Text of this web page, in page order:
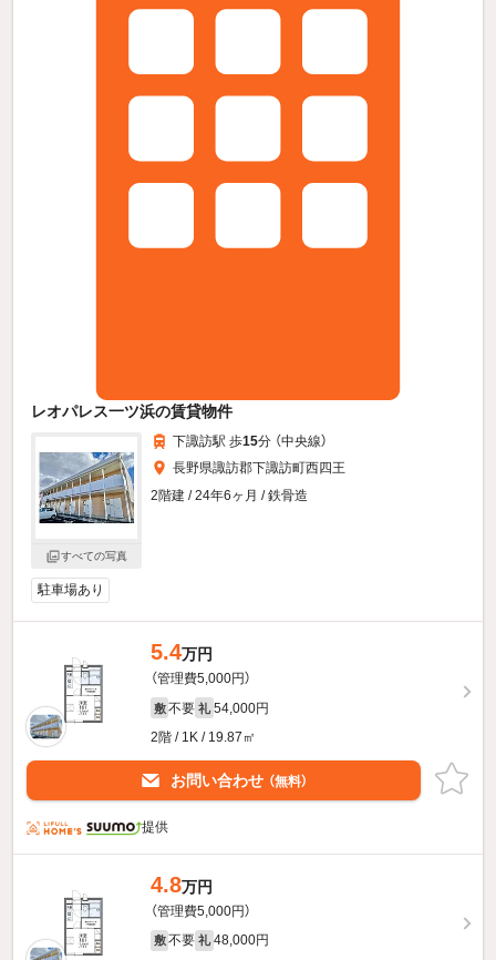
レオパレス一ツ浜の賃貸物件
すべての写真
下諏訪駅 歩15分 （中央線）
長野県諏訪郡下諏訪町西四王
2階建 / 24年6ヶ月 / 鉄骨造
駐車場あり
5.4万円
（管理費5,000円）
敷 不要 礼 54,000円
2階 / 1K / 19.87㎡
お問い合わせ （無料）
提供
4.8万円
（管理費5,000円）
敷 不要 礼 48,000円